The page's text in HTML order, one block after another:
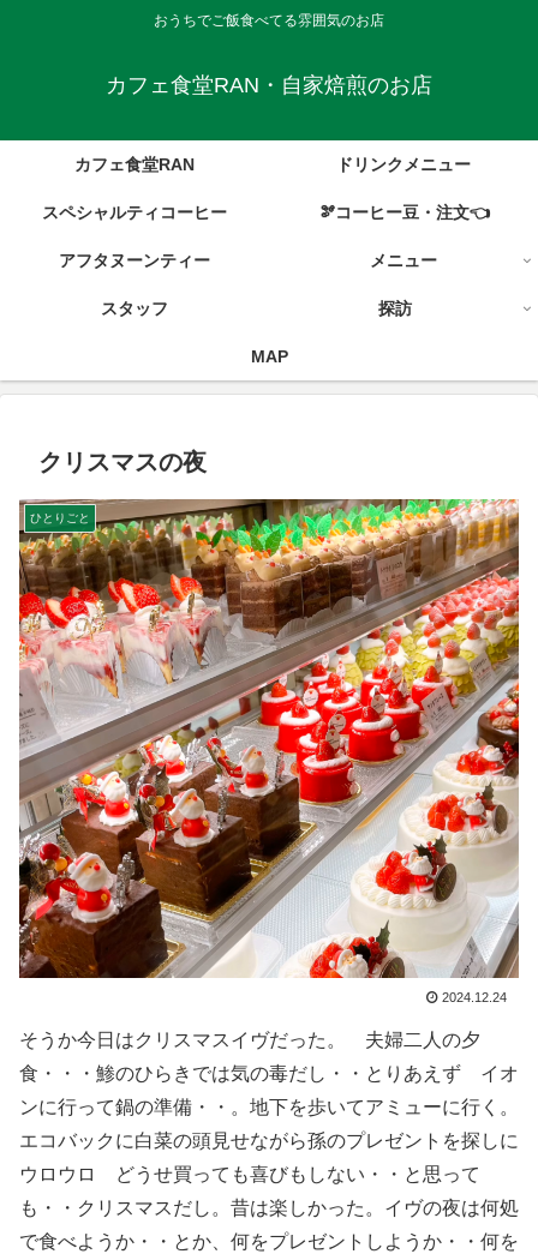
おうちでご飯食べてる雰囲気のお店
カフェ食堂RAN・自家焙煎のお店
カフェ食堂RAN ドリンクメニュー
スペシャルティコーヒー 🫘コーヒー豆・注文👈
アフタヌーンティー メニュー
スタッフ 探訪
MAP
クリスマスの夜
ひとりごと
2024.12.24
そうか今日はクリスマスイヴだった。 夫婦二人の夕
食・・・鯵のひらきでは気の毒だし・・とりあえず イオ
ンに行って鍋の準備・・。地下を歩いてアミューに行く。
エコバックに白菜の頭見せながら孫のプレゼントを探しに
ウロウロ どうせ買っても喜びもしない・・と思って
も・・クリスマスだし。昔は楽しかった。イヴの夜は何処
で食べようか・・とか、何をプレゼントしようか・・何を